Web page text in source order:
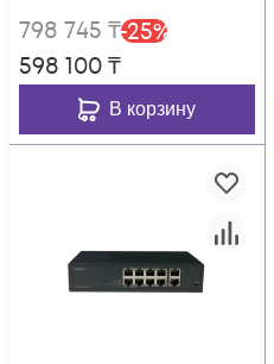
для Hot Swap БП, не
входят в комплект
798 745 ₸-25%
598 100₸
В корзину